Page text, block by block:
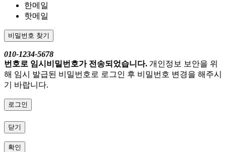
한메일
핫메일
비밀번호 찾기
010-1234-5678
번호로 임시비밀번호가 전송되었습니다. 개인정보 보안을 위
해 임시 발급된 비밀번호로 로그인 후 비밀번호 변경을 해주시
기 바랍니다.
로그인
닫기
확인